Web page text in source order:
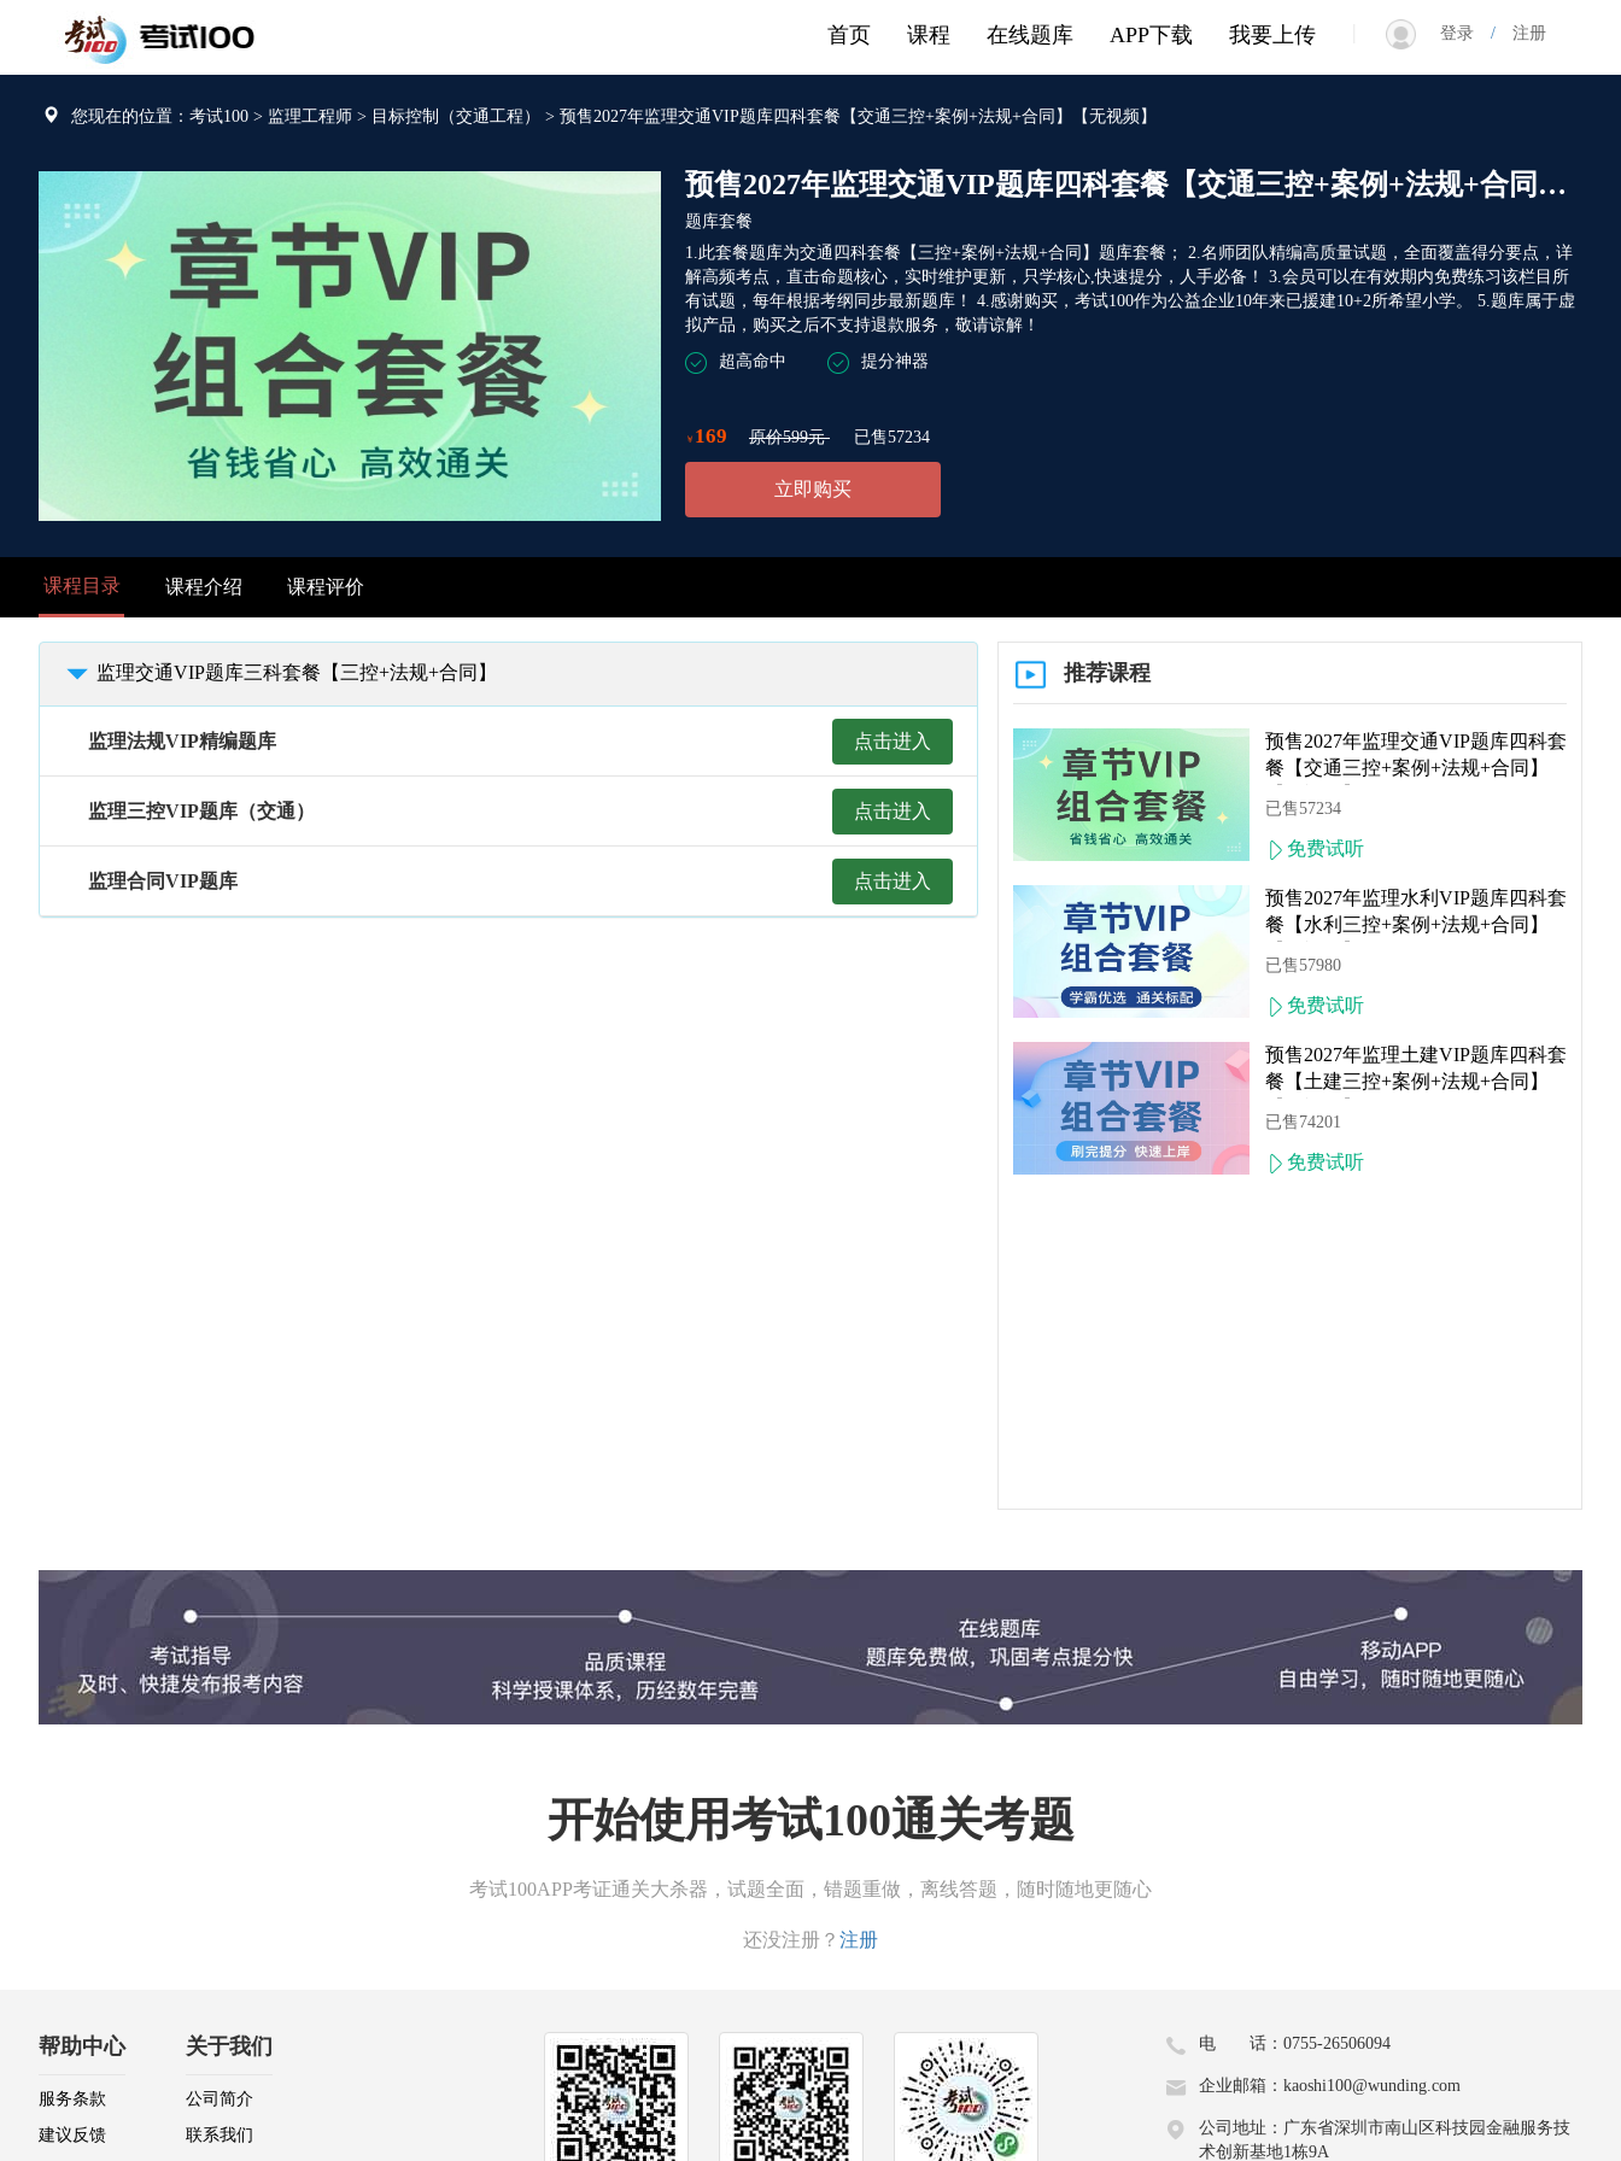
登录 / 注册
我要上传
APP下载
在线题库
课程
首页
您现在的位置：考试100 > 监理工程师 > 目标控制（交通工程） > 预售2027年监理交通VIP题库四科套餐【交通三控+案例+法规+合同】【无视频】
预售2027年监理交通VIP题库四科套餐【交通三控+案例+法规+合同】【无视频】
题库套餐
1.此套餐题库为交通四科套餐【三控+案例+法规+合同】题库套餐； 2.名师团队精编高质量试题，全面覆盖得分要点，详
解高频考点，直击命题核心，实时维护更新，只学核心,快速提分，人手必备！ 3.会员可以在有效期内免费练习该栏目所
有试题，每年根据考纲同步最新题库！ 4.感谢购买，考试100作为公益企业10年来已援建10+2所希望小学。 5.题库属于虚
拟产品，购买之后不支持退款服务，敬请谅解！
超高命中
提分神器
￥ 169 原价599元 已售57234
立即购买
课程目录 课程介绍 课程评价
推荐课程
预售2027年监理交通VIP题库四科套
餐【交通三控+案例+法规+合同】
已售57234
免费试听
预售2027年监理水利VIP题库四科套
餐【水利三控+案例+法规+合同】
已售57980
免费试听
预售2027年监理土建VIP题库四科套
餐【土建三控+案例+法规+合同】
已售74201
免费试听
监理交通VIP题库三科套餐【三控+法规+合同】
监理法规VIP精编题库 点击进入
监理三控VIP题库（交通） 点击进入
监理合同VIP题库 点击进入
课程简介
开始使用考试100通关考题
考试100APP考证通关大杀器，试题全面，错题重做，离线答题，随时随地更随心
还没注册？ 注册
帮助中心
服务条款
建议反馈
关于我们
公司简介
联系我们
电 话：0755-26506094
企业邮箱：kaoshi100@wunding.com
公司地址：广东省深圳市南山区科技园金融服务技
术创新基地1栋9A